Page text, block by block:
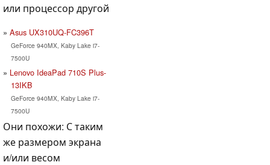
или процессор другой
Asus UX310UQ-FC396T
GeForce 940MX, Kaby Lake i7-
7500U
Lenovo IdeaPad 710S Plus-
13IKB
GeForce 940MX, Kaby Lake i7-
7500U
Они похожи: С таким
же размером экрана
и/или весом